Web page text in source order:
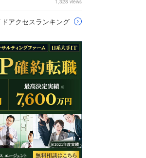
1,328 views
アクセスランキング